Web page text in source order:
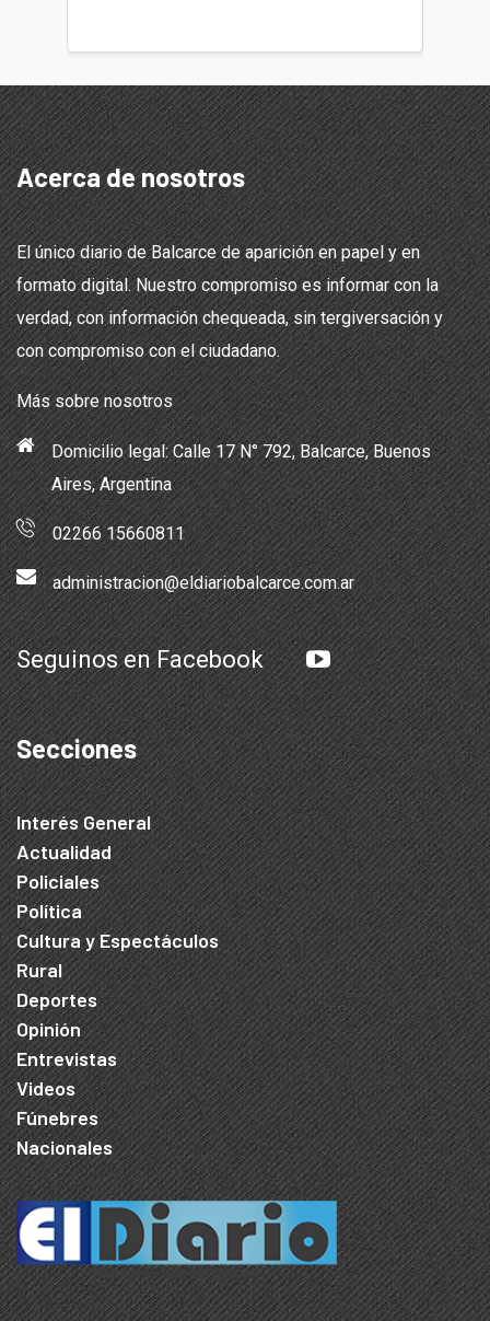
Acerca de nosotros
El único diario de Balcarce de aparición en papel y en
formato digital. Nuestro compromiso es informar con la
verdad, con información chequeada, sin tergiversación y
con compromiso con el ciudadano.
Más sobre nosotros
Domicilio legal: Calle 17 N° 792, Balcarce, Buenos
Aires, Argentina
02266 15660811
administracion@eldiariobalcarce.com.ar
Seguinos en Facebook
Secciones
Interés General
Actualidad
Policiales
Política
Cultura y Espectáculos
Rural
Deportes
Opinión
Entrevistas
Videos
Fúnebres
Nacionales